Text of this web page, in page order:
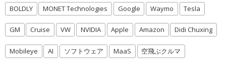
BOLDLY MONET Technologies Google Waymo Tesla
GM Cruise VW NVIDIA Apple Amazon Didi Chuxing
Mobileye AI ソフトウェア MaaS 空飛ぶクルマ